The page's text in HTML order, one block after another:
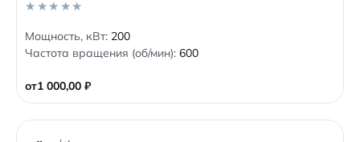
от1 000,00 ₽
0
o
u
f
5
Мощность, кВт: 200
Частота вращения (об/мин): 600